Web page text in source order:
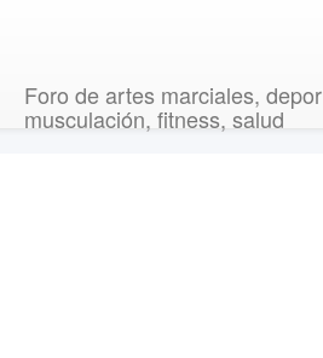
Foro de artes marciales,
musculación, fitness, salud